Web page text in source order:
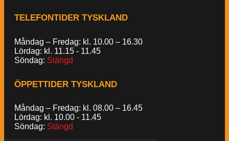
TELEFONTIDER TYSKLAND
Måndag – Fredag: kl. 10.00 – 16.30
Lördag: kl. 11.15 - 11.45
Söndag: Stängd
ÖPPETTIDER TYSKLAND
Måndag – Fredag: kl. 08.00 – 16.45
Lördag: kl. 10.00 - 11.45
Söndag: Stängd